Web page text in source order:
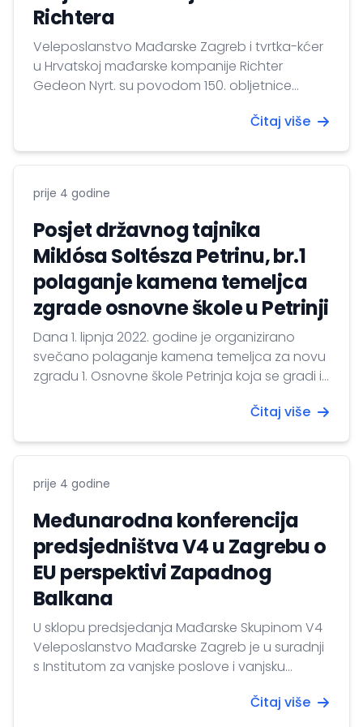
Richtera
Veleposlanstvo Mađarske Zagreb i tvrtka-kćer
u Hrvatskoj mađarske kompanije Richter
Gedeon Nyrt. su povodom 150. obljetnice
osnutka kompanije 8. lipnja 2022. godine
ova dva jubileja, a koja se održala u
manifestaciji je premijerno prikazan film pod
naslovom „Nisam nestao –...
Čitaj više
prije 4 godine
Posjet državnog tajnika
Miklósa Soltésza Petrinu, br.1
polaganje kamena temeljca
zgrade osnovne škole u Petrinji
Dana 1. lipnja 2022. godine je organizirano
svečano polaganje kamena temeljca za novu
zgradu 1. Osnovne škole Petrinja koja se gradi iz
Soltész je u svom govoru naglasio da je
pomoć Hrvatskoj, pogođenoj županiji što
tijenu suradnju...
Čitaj više
prije 4 godine
Međunarodna konferencija
predsjedništva V4 u Zagrebu o
EU perspektivi Zapadnog
Balkana
U sklopu predsjedanja Mađarske Skupinom V4
Veleposlanstvo Mađarske Zagreb je u suradnji
s Institutom za vanjske poslove i vanjsku
svibnja 2022. godine zajednički organiziralo
Čitaj više